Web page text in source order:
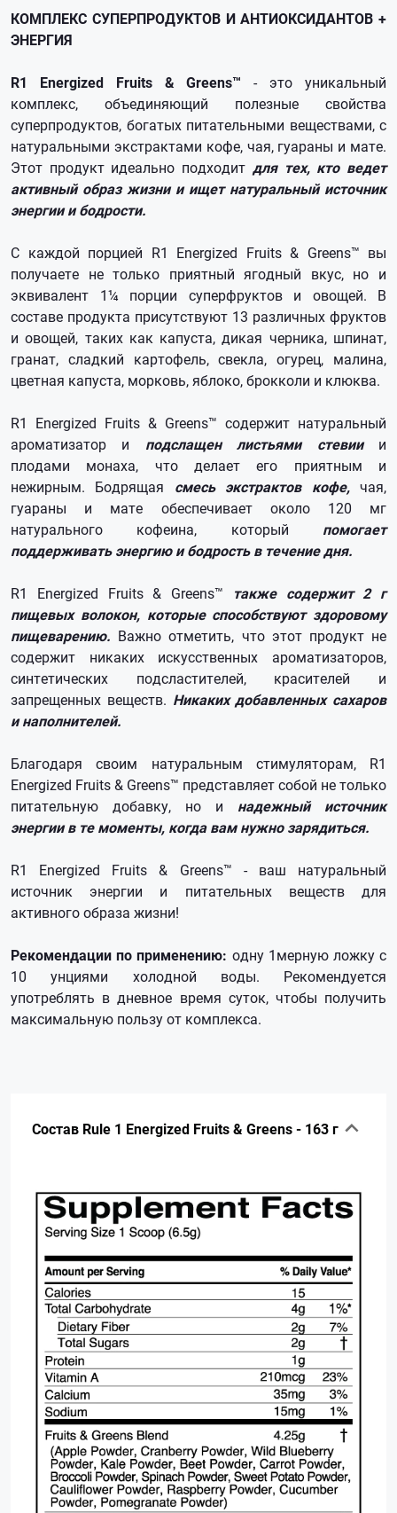
КОМПЛЕКС СУПЕРПРОДУКТОВ И АНТИОКСИДАНТОВ +
ЭНЕРГИЯ
R1 Energized Fruits & Greens™ - это уникальный
комплекс, объединяющий полезные свойства
суперпродуктов, богатых питательными веществами, с
натуральными экстрактами кофе, чая, гуараны и мате.
Этот продукт идеально подходит для тех, кто ведет
активный образ жизни и ищет натуральный источник
энергии и бодрости.
С каждой порцией R1 Energized Fruits & Greens™ вы
получаете не только приятный ягодный вкус, но и
эквивалент 1¼ порции суперфруктов и овощей. В
составе продукта присутствуют 13 различных фруктов
и овощей, таких как капуста, дикая черника, шпинат,
гранат, сладкий картофель, свекла, огурец, малина,
цветная капуста, морковь, яблоко, брокколи и клюква.
R1 Energized Fruits & Greens™ содержит натуральный
ароматизатор и подслащен листьями стевии и
плодами монаха, что делает его приятным и
нежирным. Бодрящая смесь экстрактов кофе,чая,
гуараны и мате обеспечивает около 120 мг
натурального кофеина, который помогает
поддерживать энергию и бодрость в течение дня.
R1 Energized Fruits & Greens™ также содержит 2 г
пищевых волокон, которые способствуют здоровому
пищеварению. Важно отметить, что этот продукт не
содержит никаких искусственных ароматизаторов,
синтетических подсластителей, красителей и
запрещенных веществ. Никаких добавленных сахаров
и наполнителей.
Благодаря своим натуральным стимуляторам, R1
Energized Fruits & Greens™ представляет собой не только
питательную добавку, но и надежный источник
энергии в те моменты, когда вам нужно зарядиться.
R1 Energized Fruits & Greens™ - ваш натуральный
источник энергии и питательных веществ для
активного образа жизни!
Рекомендации по применению: одну 1мерную ложку с
10 унциями холодной воды. Рекомендуется
употреблять в дневное время суток, чтобы получить
максимальную пользу от комплекса.
Состав Rule 1 Energized Fruits & Greens - 163 г